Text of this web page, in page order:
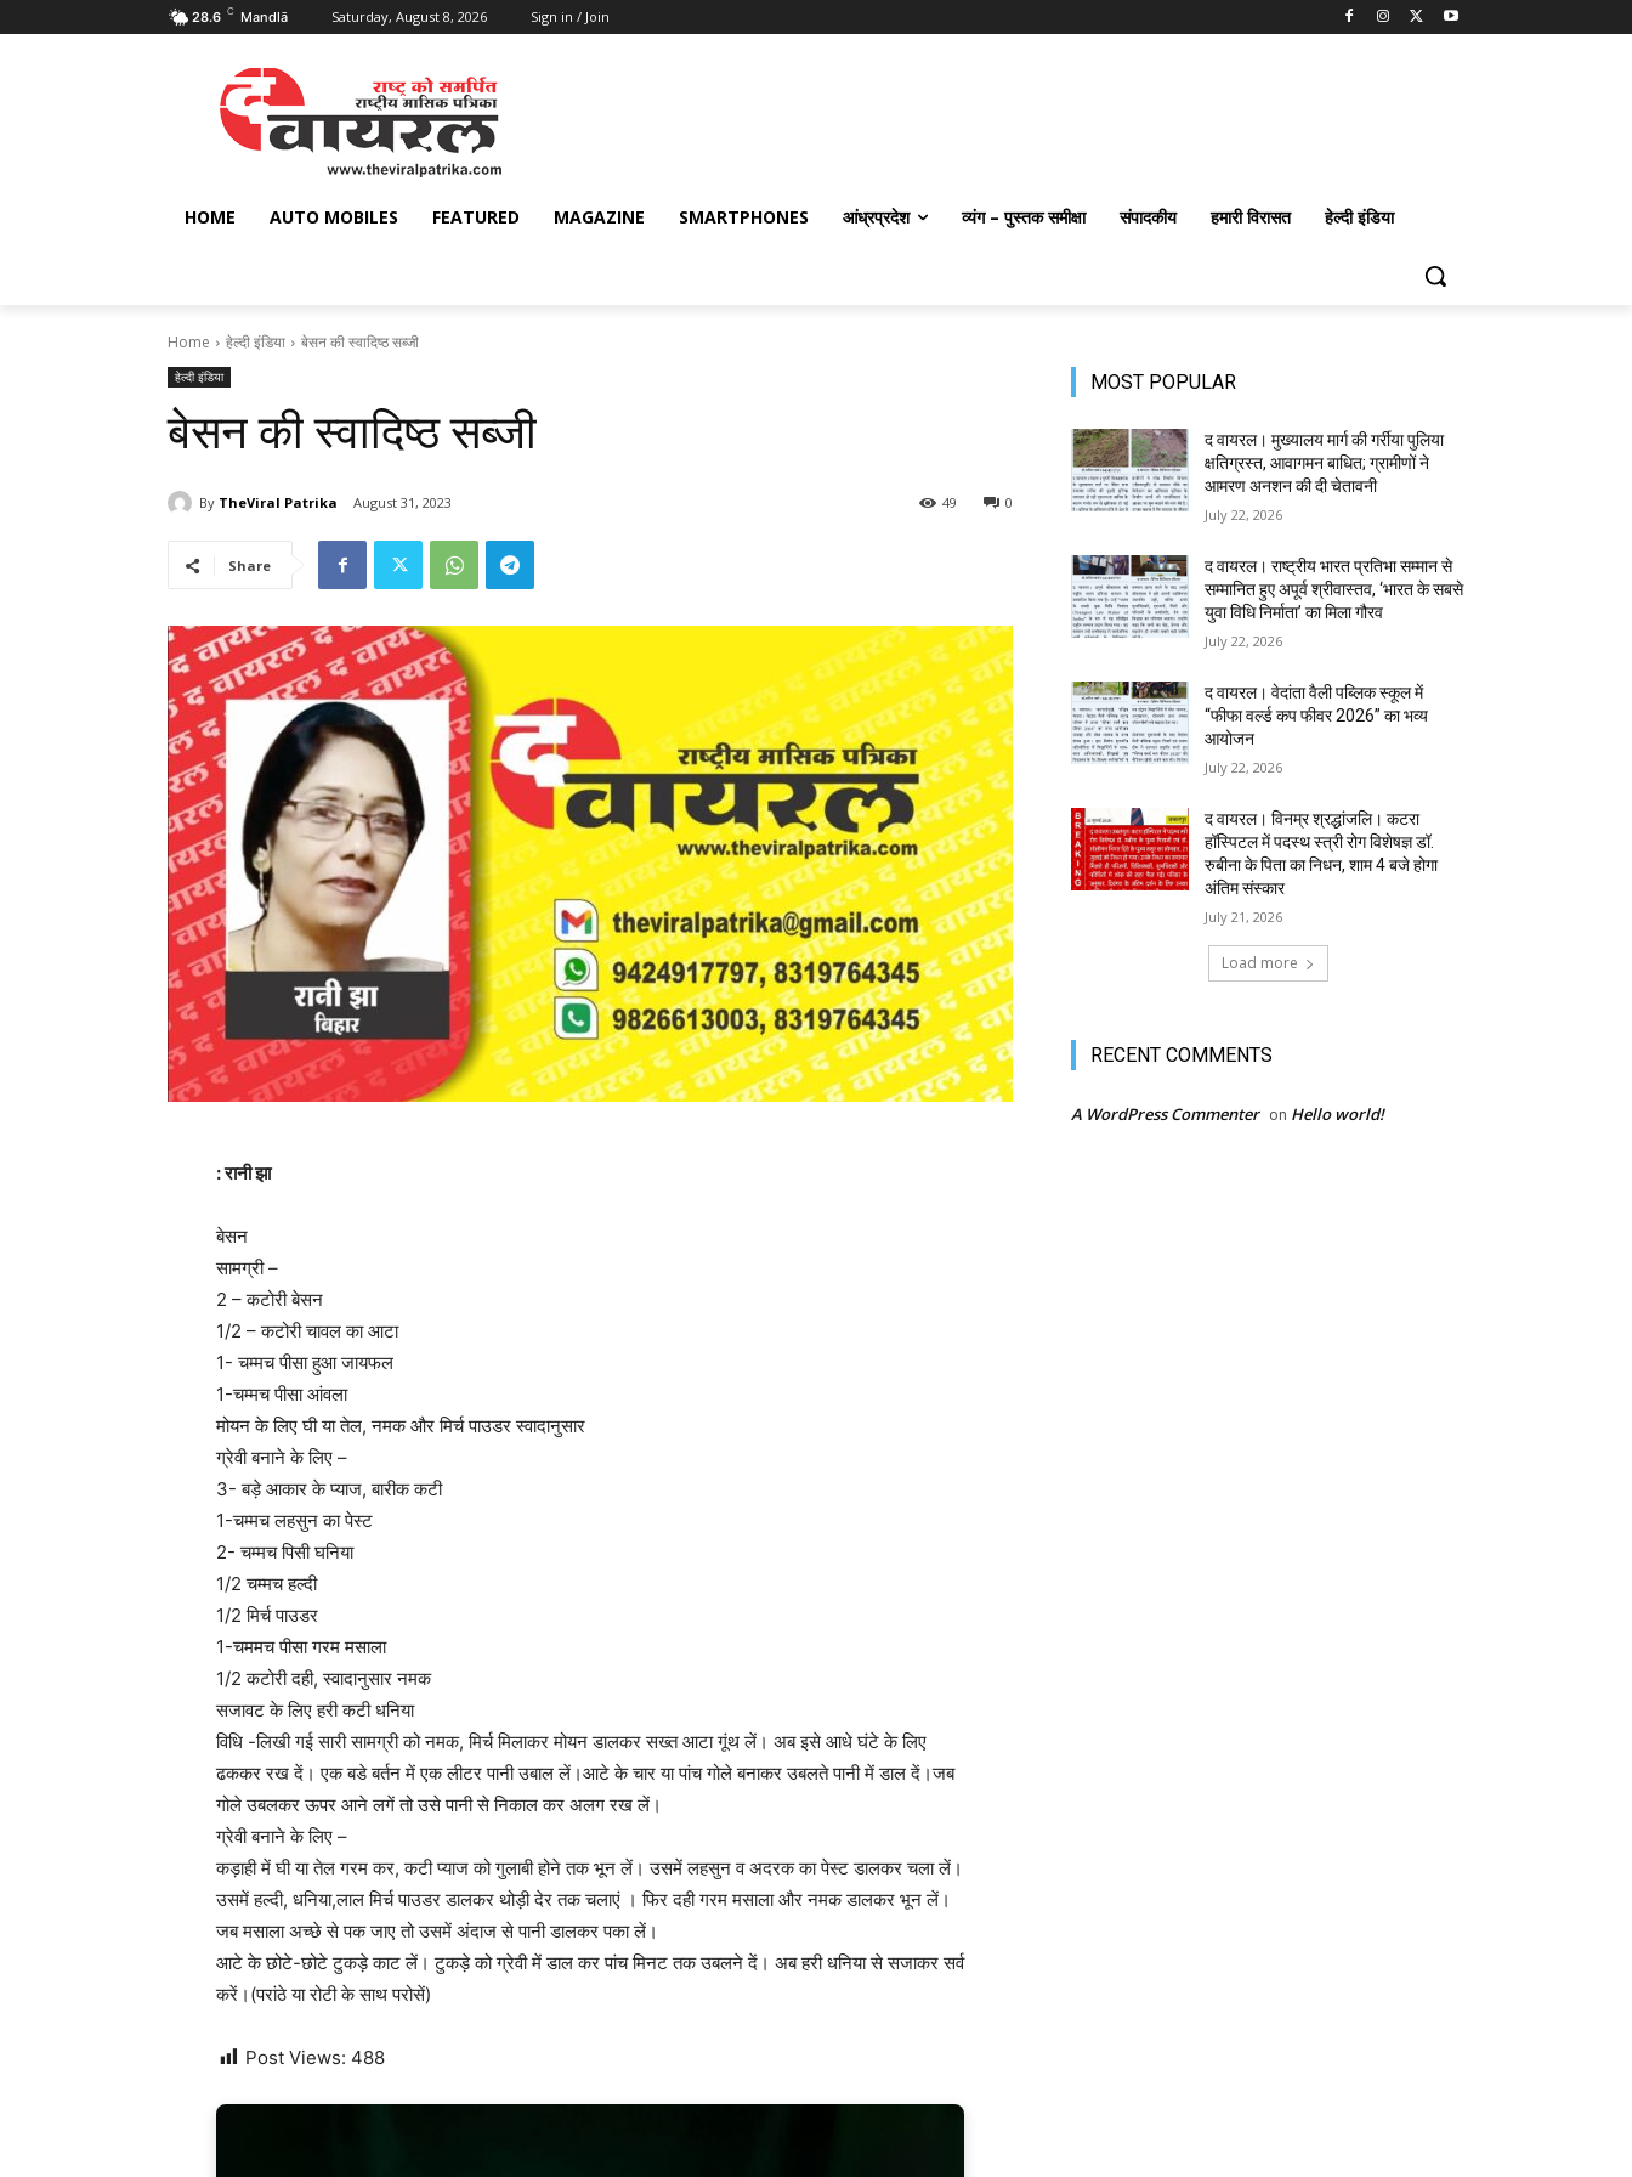
28.6 C Mandlā Saturday, August 8, 2026 Sign in / Join
HOME AUTO MOBILES FEATURED MAGAZINE SMARTPHONES आंध्रप्रदेश व्यंग – पुस्तक समीक्षा संपादकीय हमारी विरासत हेल्दी इंडिया
Home हेल्दी इंडिया बेसन की स्वादिष्ठ सब्जी
हेल्दी इंडिया
बेसन की स्वादिष्ठ सब्जी
By TheViral Patrika August 31, 2023 0
49
Share
: रानी झा
बेसन
सामग्री –
2 – कटोरी बेसन
1/2 – कटोरी चावल का आटा
1- चम्मच पीसा हुआ जायफल
1-चम्मच पीसा आंवला
मोयन के लिए घी या तेल, नमक और मिर्च पाउडर स्वादानुसार
ग्रेवी बनाने के लिए –
3- बड़े आकार के प्याज, बारीक कटी
1-चम्मच लहसुन का पेस्ट
2- चम्मच पिसी घनिया
1/2 चम्मच हल्दी
1/2 मिर्च पाउडर
1-चममच पीसा गरम मसाला
1/2 कटोरी दही, स्वादानुसार नमक
सजावट के लिए हरी कटी धनिया
विधि -लिखी गई सारी सामग्री को नमक, मिर्च मिलाकर मोयन डालकर सख्त आटा गूंथ लें। अब इसे आधे घंटे के लिए
ढककर रख दें। एक बडे बर्तन में एक लीटर पानी उबाल लें।आटे के चार या पांच गोले बनाकर उबलते पानी में डाल दें।जब
गोले उबलकर ऊपर आने लगें तो उसे पानी से निकाल कर अलग रख लें।
ग्रेवी बनाने के लिए –
कड़ाही में घी या तेल गरम कर, कटी प्याज को गुलाबी होने तक भून लें। उसमें लहसुन व अदरक का पेस्ट डालकर चला लें।
उसमें हल्दी, धनिया,लाल मिर्च पाउडर डालकर थोड़ी देर तक चलाएं । फिर दही गरम मसाला और नमक डालकर भून लें।
जब मसाला अच्छे से पक जाए तो उसमें अंदाज से पानी डालकर पका लें।
आटे के छोटे-छोटे टुकड़े काट लें। टुकड़े को ग्रेवी में डाल कर पांच मिनट तक उबलने दें। अब हरी धनिया से सजाकर सर्व
करें।(परांठे या रोटी के साथ परोसें)
Post Views: 488
MOST POPULAR
द वायरल। मुख्यालय मार्ग की गर्रीया पुलिया
क्षतिग्रस्त, आवागमन बाधित; ग्रामीणों ने
आमरण अनशन की दी चेतावनी
July 22, 2026
द वायरल। राष्ट्रीय भारत प्रतिभा सम्मान से
सम्मानित हुए अपूर्व श्रीवास्तव, ‘भारत के सबसे
युवा विधि निर्माता’ का मिला गौरव
July 22, 2026
द वायरल। वेदांता वैली पब्लिक स्कूल में
“फीफा वर्ल्ड कप फीवर 2026” का भव्य
आयोजन
July 22, 2026
द वायरल। विनम्र श्रद्धांजलि। कटरा
हॉस्पिटल में पदस्थ स्त्री रोग विशेषज्ञ डॉ.
रुबीना के पिता का निधन, शाम 4 बजे होगा
अंतिम संस्कार
July 21, 2026
Load more
RECENT COMMENTS
A WordPress Commenter on Hello world!